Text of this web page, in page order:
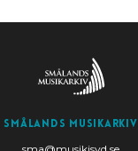
Smålands Musikarkiv